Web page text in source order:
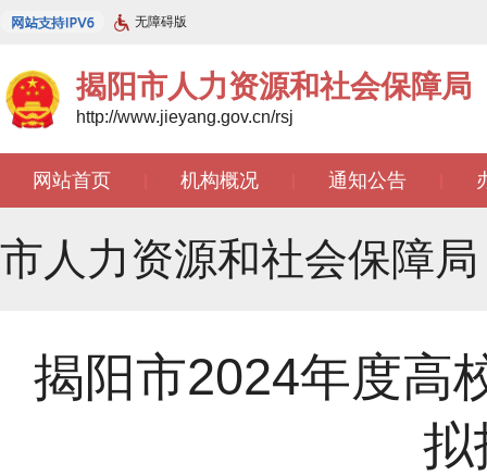
无障碍版
揭阳市人力资源和社会保障局
http://www.jieyang.gov.cn/rsj
网站首页 机构概况 通知公告
市人力资源和社会保障局
揭阳市2024年度高
拟